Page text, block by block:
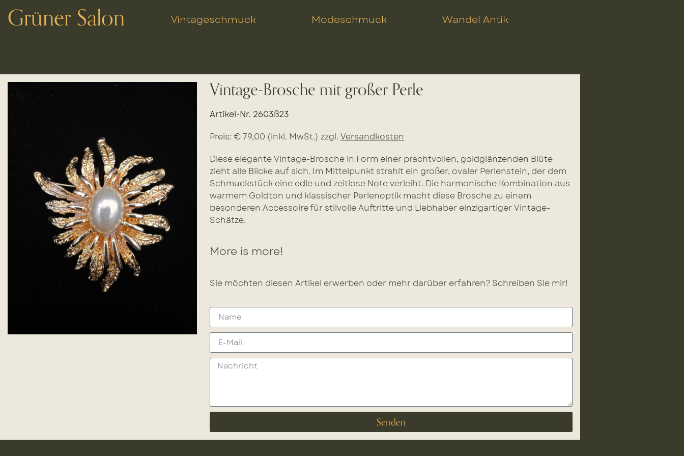
Grüner Salon Vintageschmuck Modeschmuck Wandel Antik
Vintage-Brosche mit großer Perle
Artikel-Nr. 2603ß23
Preis: € 79,00 (inkl. MwSt.) zzgl. Versandkosten
Diese elegante Vintage-Brosche in Form einer prachtvollen, goldglänzenden Blüte
zieht alle Blicke auf sich. Im Mittelpunkt strahlt ein großer, ovaler Perlenstein, der dem
Schmuckstück eine edle und zeitlose Note verleiht. Die harmonische Kombination aus
warmem Goldton und klassischer Perlenoptik macht diese Brosche zu einem
besonderen Accessoire für stilvolle Auftritte und Liebhaber einzigartiger Vintage-
Schätze.
More is more!
Sie möchten diesen Artikel erwerben oder mehr darüber erfahren? Schreiben Sie mir!
Senden